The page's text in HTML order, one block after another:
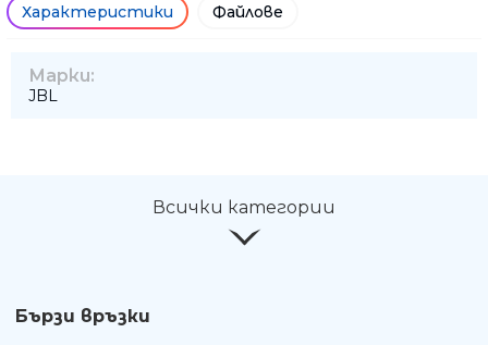
Характеристики Файлове
Марки:
JBL
Всички категории
Бързи връзки